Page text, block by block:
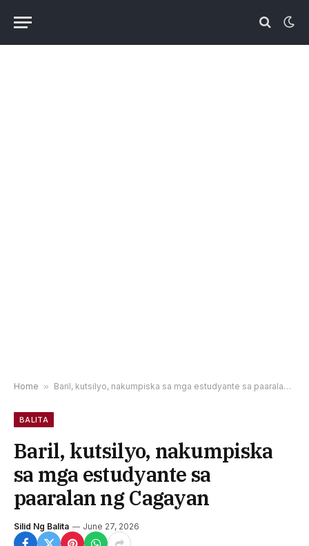
Home » Baril, kutsilyo, nakumpiska sa mga estudyante sa paaralan ng Cagayan
BALITA
Baril, kutsilyo, nakumpiska
sa mga estudyante sa
paaralan ng Cagayan
Silid Ng Balita June 27, 2026